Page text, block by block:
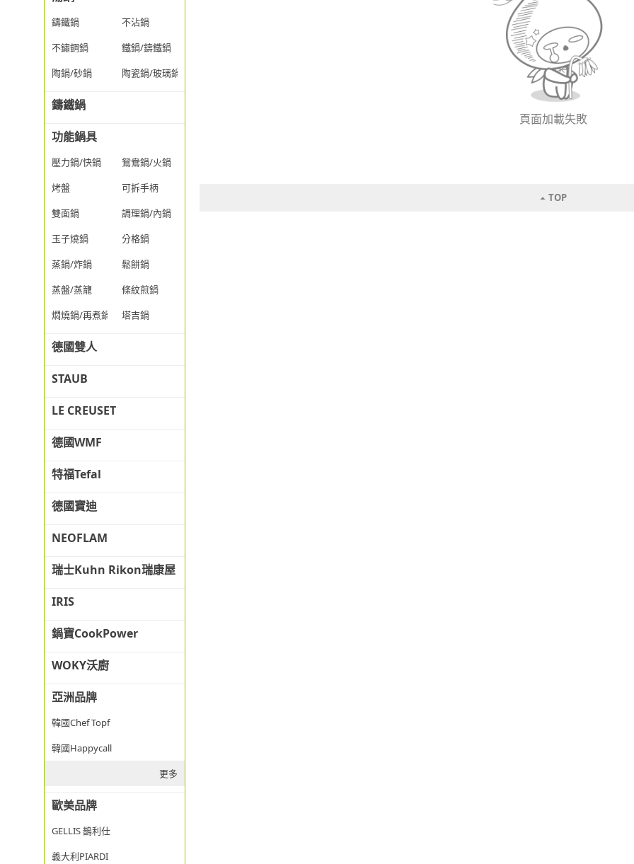
鑄鐵鍋
不沾鍋
不鏽鋼鍋
鐵鍋/鑄鐵鍋
陶鍋/砂鍋
陶瓷鍋/玻璃鍋/透明鍋
鑄鐵鍋
功能鍋具
壓力鍋/快鍋
鴛鴦鍋/火鍋
烤盤
可拆手柄
雙面鍋
調理鍋/內鍋
玉子燒鍋
分格鍋
蒸鍋/炸鍋
鬆餅鍋
蒸盤/蒸籠
條紋煎鍋
燜燒鍋/再煮鍋
塔吉鍋
德國雙人
STAUB
LE CREUSET
德國WMF
特福Tefal
德國寶迪
NEOFLAM
瑞士Kuhn Rikon瑞康屋
IRIS
鍋寶CookPower
WOKY沃廚
亞洲品牌
韓國Chef Topf
韓國Happycall
更多
歐美品牌
GELLIS 鵲利仕
義大利PIARDI
頁面加載失敗
TOP